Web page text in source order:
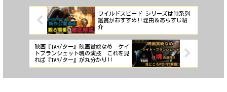
ワイルドスピード シリーズは時系列
鑑賞がおすすめ‼理由＆あらすじ紹
介
映画『TAR/ター』映画賞総なめ ケイ
トブランシェット魂の演技 これを見
れば『TAR/ター』が丸分かり‼